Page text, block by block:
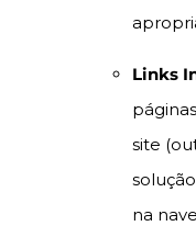
Links
site
na